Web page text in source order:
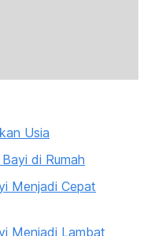
Usia
di Rumah
Menjadi Cepat
Menjadi Lambat